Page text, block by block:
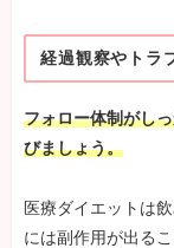
経過観察やトラ
フォロー体制がし
びましょう。
医療ダイエットは
には副作用が出るこ